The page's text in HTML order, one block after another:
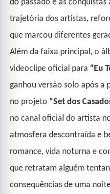
do passado e as
trajetória dos artistas,
que marcou diferentes
Além da faixa principal, o
videoclipe oficial para “Eu
ganhou versão solo após a
no projeto “Set dos
no canal oficial do artista
atmosfera descontraída e
romance, vida noturna e
que retratam alguém
consequências de uma